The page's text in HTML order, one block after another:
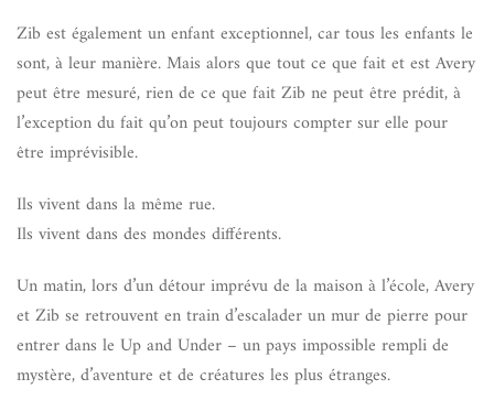
Zib est également un enfant exceptionnel, car tous les enfants le
sont, à leur manière. Mais alors que tout ce que fait et est Avery
peut être mesuré, rien de ce que fait Zib ne peut être prédit, à
l’exception du fait qu’on peut toujours compter sur elle pour
être imprévisible.
Ils vivent dans la même rue.
Ils vivent dans des mondes différents.
Un matin, lors d’un détour imprévu de la maison à l’école, Avery
et Zib se retrouvent en train d’escalader un mur de pierre pour
entrer dans le Up and Under – un pays impossible rempli de
mystère, d’aventure et de créatures les plus étranges.